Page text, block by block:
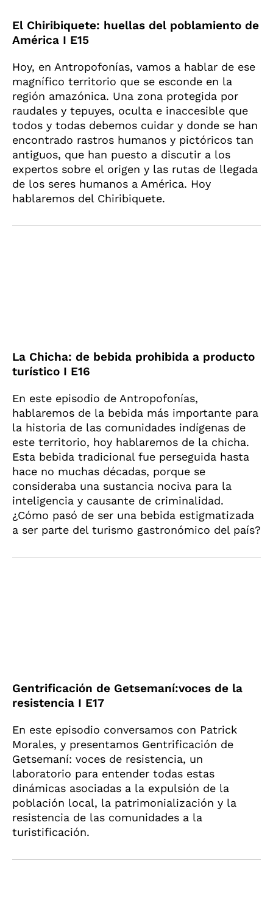
El Chiribiquete: huellas del poblamiento de
América I E15
Hoy, en Antropofonías, vamos a hablar de ese
magnífico territorio que se esconde en la
región amazónica. Una zona protegida por
raudales y tepuyes, oculta e inaccesible que
todos y todas debemos cuidar y donde se han
encontrado rastros humanos y pictóricos tan
antiguos, que han puesto a discutir a los
expertos sobre el origen y las rutas de llegada
de los seres humanos a América. Hoy
hablaremos del Chiribiquete.
La Chicha: de bebida prohibida a producto
turístico I E16
En este episodio de Antropofonías,
hablaremos de la bebida más importante para
la historia de las comunidades indígenas de
este territorio, hoy hablaremos de la chicha.
Esta bebida tradicional fue perseguida hasta
hace no muchas décadas, porque se
consideraba una sustancia nociva para la
inteligencia y causante de criminalidad.
¿Cómo pasó de ser una bebida estigmatizada
a ser parte del turismo gastronómico del país?
Gentrificación de Getsemaní:voces de la
resistencia I E17
En este episodio conversamos con Patrick
Morales, y presentamos Gentrificación de
Getsemaní: voces de resistencia, un
laboratorio para entender todas estas
dinámicas asociadas a la expulsión de la
población local, la patrimonialización y la
resistencia de las comunidades a la
turistificación.